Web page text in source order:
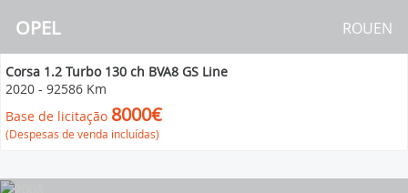
OPEL ROUEN
Corsa 1.2 Turbo 130 ch BVA8 GS Line
2020 - 92586 Km
Base de licitação 8000€
(Despesas de venda incluídas)